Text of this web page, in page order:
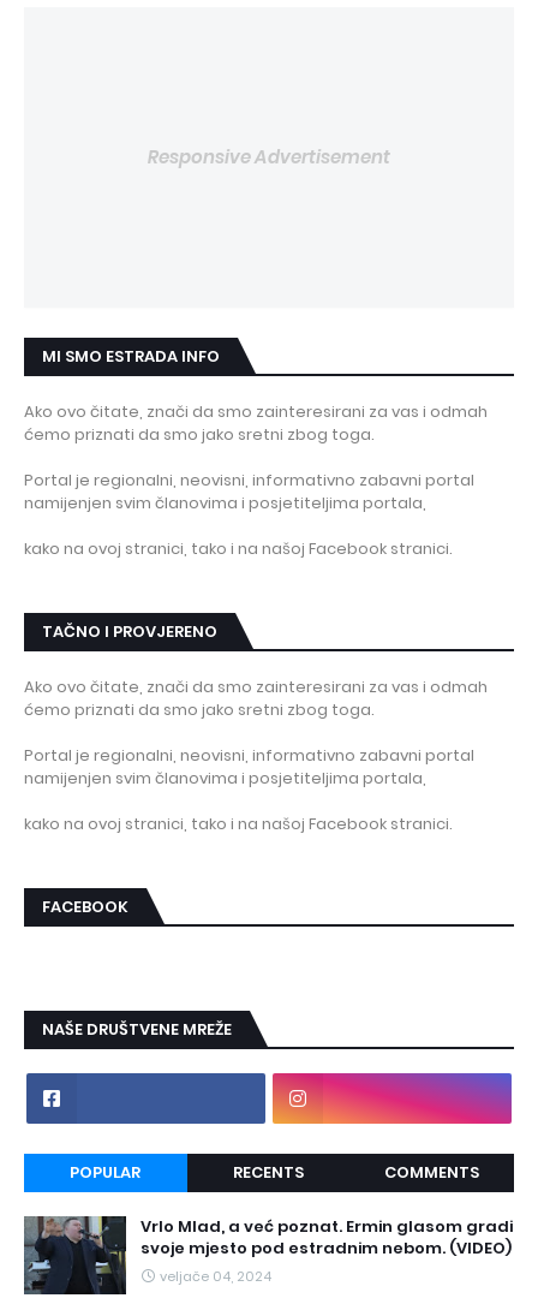
Responsive Advertisement
MI SMO ESTRADA INFO
Ako ovo čitate, znači da smo zainteresirani za vas i odmah
ćemo priznati da smo jako sretni zbog toga.
Portal je regionalni, neovisni, informativno zabavni portal
namijenjen svim članovima i posjetiteljima portala,
kako na ovoj stranici, tako i na našoj Facebook stranici.
TAČNO I PROVJERENO
Ako ovo čitate, znači da smo zainteresirani za vas i odmah
ćemo priznati da smo jako sretni zbog toga.
Portal je regionalni, neovisni, informativno zabavni portal
namijenjen svim članovima i posjetiteljima portala,
kako na ovoj stranici, tako i na našoj Facebook stranici.
FACEBOOK
NAŠE DRUŠTVENE MREŽE
POPULAR RECENTS COMMENTS
Vrlo Mlad, a već poznat. Ermin glasom gradi
svoje mjesto pod estradnim nebom. (VIDEO)
veljače 04, 2024